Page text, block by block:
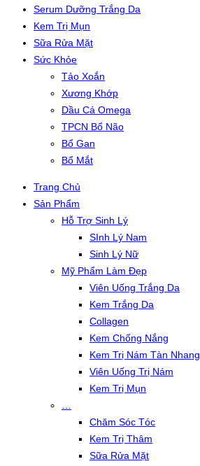
Serum Dưỡng Trắng Da
Kem Trị Mụn
Sữa Rửa Mặt
Sức Khỏe
Tảo Xoắn
Xương Khớp
Dầu Cá Omega
TPCN Bổ Não
Bổ Gan
Bổ Mắt
Trang Chủ
Sản Phẩm
Hỗ Trợ Sinh Lý
SInh Lý Nam
Sinh Lý Nữ
Mỹ Phẩm Làm Đẹp
Viên Uống Trắng Da
Kem Trắng Da
Collagen
Kem Chống Nắng
Kem Trị Nám Tàn Nhang
Viên Uống Trị Nám
Kem Trị Mụn
Chăm Sóc Tóc
Kem Trị Thâm
Sữa Rửa Mặt